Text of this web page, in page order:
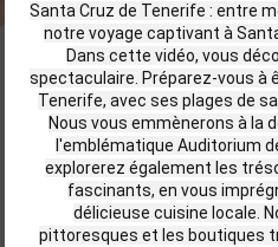
Santa Cruz de Tenerife : entre
notre voyage captivant à
Dans cette vidéo, vous
spectaculaire. Préparez-vous à
Tenerife, avec ses plages de
Nous vous emmènerons à la
l'emblématique Auditorium
explorerez également les
fascinants, en vous
délicieuse cuisine locale.
pittoresques et les boutiques